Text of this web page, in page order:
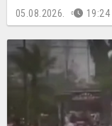
05.08.2026. 19:24